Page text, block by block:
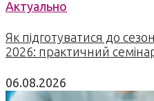
Актуально
Як підготуватися до
2026: практичний
06.08.2026